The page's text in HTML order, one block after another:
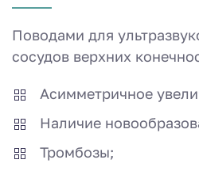
Поводами для
сосудов верхних
Асимметричное
Наличие
Тромбозы;